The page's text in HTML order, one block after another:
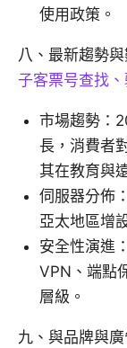
使用政策。
八、最新趨勢
子客票号查找
市場趨勢：
長，消費者
其在教育與
伺服器分佈
亞太地區增
安全性演進
VPN、端點
層級。
九、與品牌與